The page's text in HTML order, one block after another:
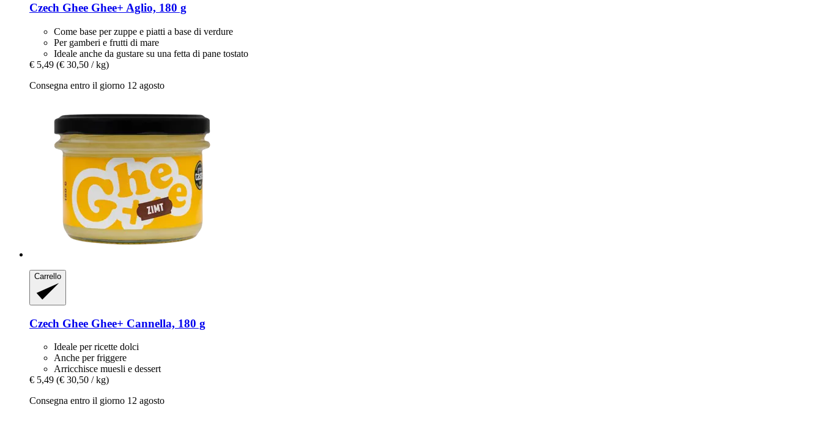
Czech Ghee Ghee+ Aglio, 180 g
Come base per zuppe e piatti a base di verdure
Per gamberi e frutti di mare
Ideale anche da gustare su una fetta di pane tostato
€ 5,49 (€ 30,50 / kg)
Consegna entro il giorno 12 agosto
Carrello
Czech Ghee Ghee+ Cannella, 180 g
Ideale per ricette dolci
Anche per friggere
Arricchisce muesli e dessert
€ 5,49 (€ 30,50 / kg)
Consegna entro il giorno 12 agosto